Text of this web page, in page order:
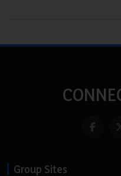
Group Sites